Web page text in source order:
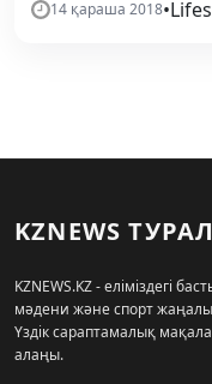
14 қараша 2018•
KZNEWS
KZNEWS.KZ - еліміздегі
мәдени және спорт
Үздік сараптамалық
алаңы.